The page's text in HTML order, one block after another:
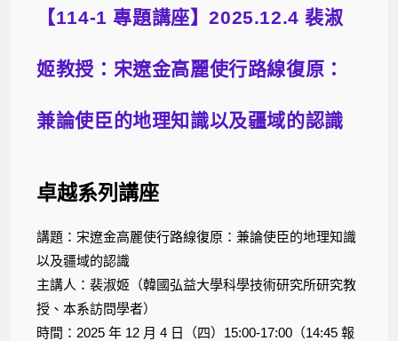
【114-1 專題講座】2025.12.4 裴淑
姬教授：宋遼金高麗使行路線復原：
兼論使臣的地理知識以及疆域的認識
卓越系列講座
講題：宋遼金高麗使行路線復原：兼論使臣的地理知識
以及疆域的認識
主講人：裴淑姬（韓國弘益大學科學技術研究所研究教
授、本系訪問學者）
時間：2025 年 12 月 4 日（四）15:00-17:00（14:45 報